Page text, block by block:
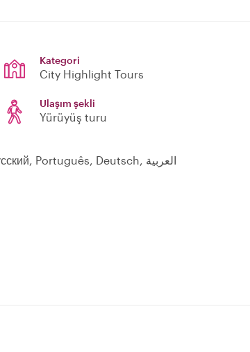
Kategori
City Highlight Tours
Ulaşım şekli
Yürüyüş turu
Ελληνικά, English, Français, Italiano, Español, Русский, Português, Deutsch, العربية